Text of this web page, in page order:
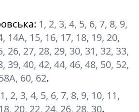
: 1, 2, 3, 4, 5, 6, 7, 8, 9,
14А, 15, 16, 17, 18, 19, 20,
26, 27, 28, 29, 30, 31, 32, 33,
39, 40, 42, 44, 46, 48, 50, 52,
60, 62.
1, 2, 3, 4, 5, 6, 7, 8, 9, 10, 11,
20, 22, 24, 26, 28, 30.